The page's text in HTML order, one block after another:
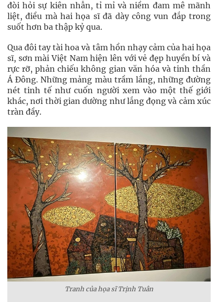
đòi hỏi sự kiên nhẫn, tỉ mỉ và niềm đam mê mãnh
liệt, điều mà hai họa sĩ đã dày công vun đắp trong
suốt hơn ba thập kỷ qua.
Qua đôi tay tài hoa và tâm hồn nhạy cảm của hai họa
sĩ, sơn mài Việt Nam hiện lên với vẻ đẹp huyền bí và
rực rỡ, phản chiếu không gian văn hóa và tinh thần
Á Đông. Những mảng màu trầm lắng, những đường
nét tinh tế như cuốn người xem vào một thế giới
khác, nơi thời gian dường như lắng đọng và cảm xúc
tràn đầy.
Tranh của họa sĩ Trịnh Tuân